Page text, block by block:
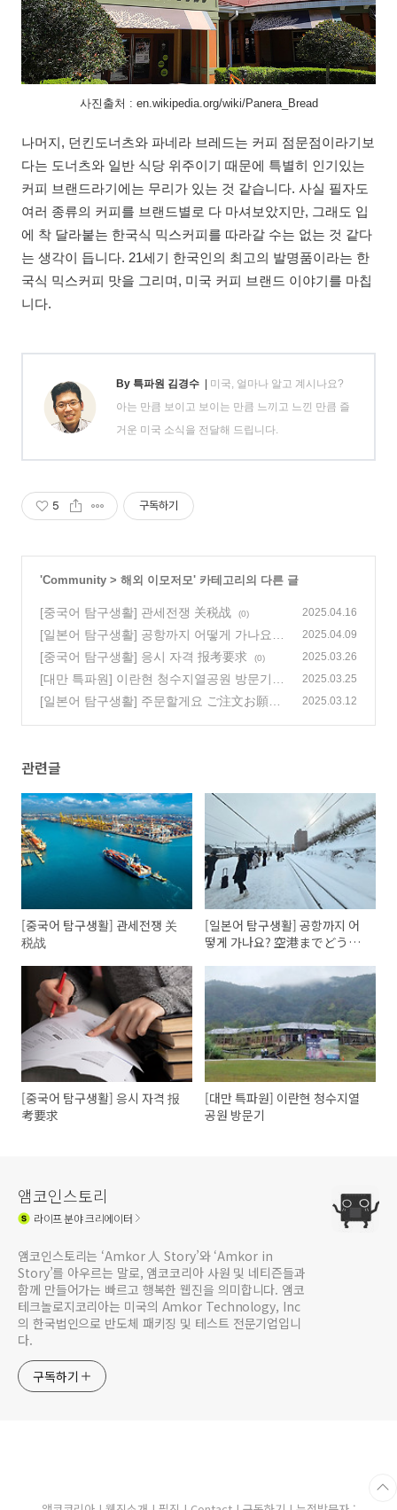
사진출처 : en.wikipedia.org/wiki/Panera_Bread
나머지, 던킨도너츠와 파네라 브레드는 커피 점문점이라기보
다는 도너츠와 일반 식당 위주이기 때문에 특별히 인기있는
커피 브랜드라기에는 무리가 있는 것 같습니다. 사실 필자도
여러 종류의 커피를 브랜드별로 다 마셔보았지만, 그래도 입
에 착 달라붙는 한국식 믹스커피를 따라갈 수는 없는 것 같다
는 생각이 듭니다. 21세기 한국인의 최고의 발명품이라는 한
국식 믹스커피 맛을 그리며, 미국 커피 브랜드 이야기를 마칩
니다.
By 특파원 김경수 | 미국, 얼마나 알고 계시나요?
아는 만큼 보이고 보이는 만큼 느끼고 느낀 만큼 즐
거운 미국 소식을 전달해 드립니다.
5 구독하기
'Community > 해외 이모저모' 카테고리의 다른 글
[중국어 탐구생활] 관세전쟁 关税战 (0) 2025.04.16
[일본어 탐구생활] 공항까지 어떻게 가나요?
空港までどうやって行きますか?
(0)
2025.04.09
[중국어 탐구생활] 응시 자격 报考要求 (0) 2025.03.26
[대만 특파원] 이란현 청수지열공원 방문기
(0)
2025.03.25
[일본어 탐구생활] 주문할게요 ご注文お願い
2025.03.12
관련글
[중국어 탐구생활] 관세전쟁 关
税战
[일본어 탐구생활] 공항까지 어
떻게 가나요? 空港までどうや
[중국어 탐구생활] 응시 자격 报
考要求
[대만 특파원] 이란현 청수지열
공원 방문기
앰코인스토리
라이프분야 크리에이터
앰코인스토리는 ‘Amkor 人 Story’와 ‘Amkor in
Story’를 아우르는 말로, 앰코코리아 사원 및 네티즌들과
함께 만들어가는 빠르고 행복한 웹진을 의미합니다. 앰코
테크놀로지코리아는 미국의 Amkor Technology, Inc
의 한국법인으로 반도체 패키징 및 테스트 전문기업입니
다.
구독하기